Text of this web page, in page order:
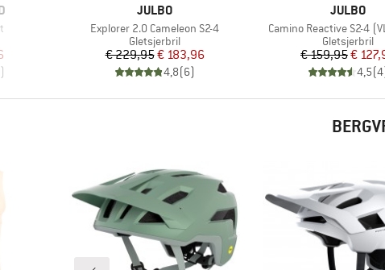
prijs
)
MERK
JULBO
Artikel
Explorer 2.0 Cameleon S2-4
Productgroep
Gletsjerbril
Prijs
€ 229,95Verlaagde prijs
€ 183,96
4,8(6)
MERK
JULBO
Artikel
Camino Reactive S2-4
Productgroep
Gletsjerbril
Prijs
€ 159,95€
4,5(4